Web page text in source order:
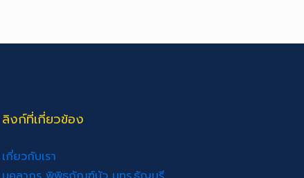
ลิงก์ที่เกี่ยวข้อง
เกี่ยวกับเรา